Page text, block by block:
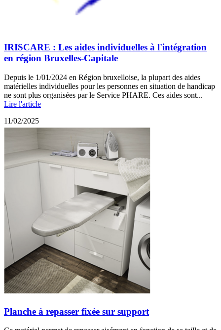
IRISCARE : Les aides individuelles à l'intégration
en région Bruxelles-Capitale
Depuis le 1/01/2024 en Région bruxelloise, la plupart des aides
matérielles individuelles pour les personnes en situation de handicap
ne sont plus organisées par le Service PHARE. Ces aides sont...
Lire l'article
11/02/2025
Planche à repasser fixée sur support